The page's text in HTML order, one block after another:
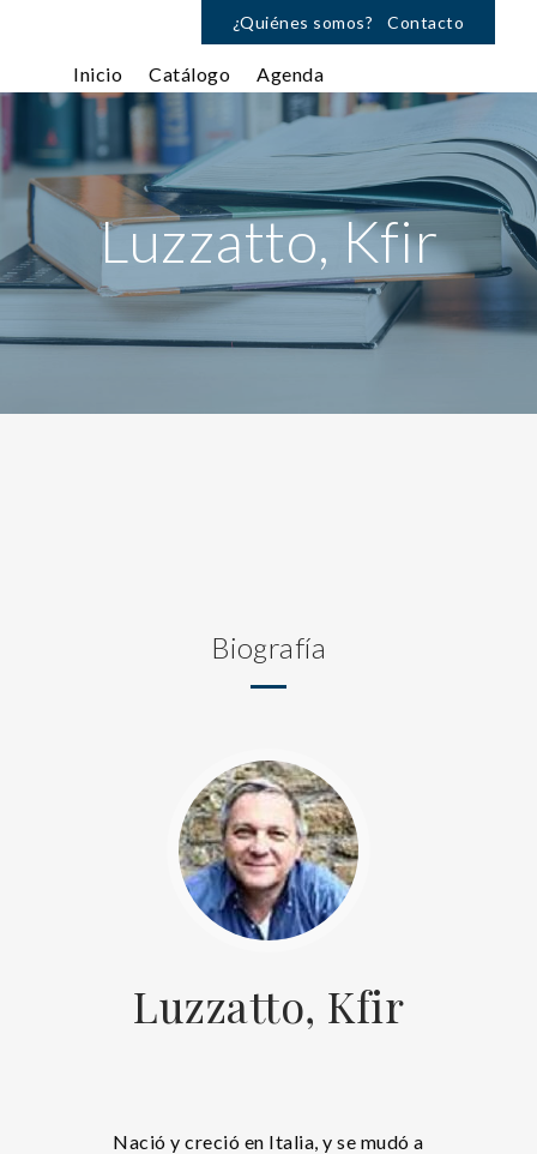
¿Quiénes somos? Contacto
Inicio Catálogo Agenda
Luzzatto, Kfir
Biografía
Luzzatto, Kfir
Nació y creció en Italia, y se mudó a